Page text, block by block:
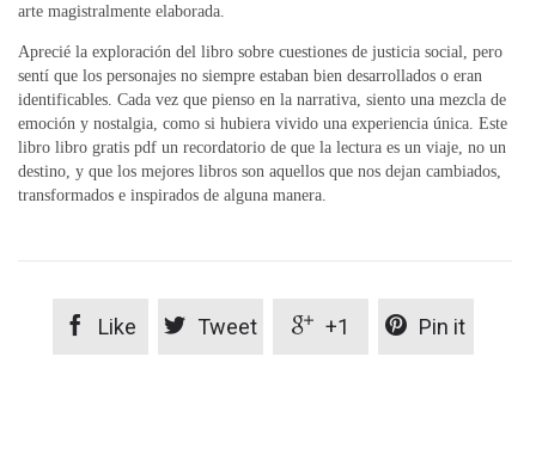
arte magistralmente elaborada.
Aprecié la exploración del libro sobre cuestiones de justicia social, pero
sentí que los personajes no siempre estaban bien desarrollados o eran
identificables. Cada vez que pienso en la narrativa, siento una mezcla de
emoción y nostalgia, como si hubiera vivido una experiencia única. Este
libro libro gratis pdf un recordatorio de que la lectura es un viaje, no un
destino, y que los mejores libros son aquellos que nos dejan cambiados,
transformados e inspirados de alguna manera.
 Like  Tweet  +1  Pin it